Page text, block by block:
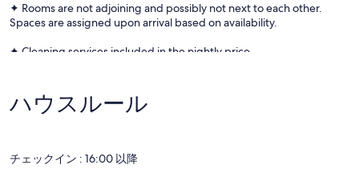
✦ Rooms are not adjoining and possibly not next to each other.
Spaces are assigned upon arrival based on availability.
✦ Cleaning services included in the nightly price.
✦ The minimum age required for check-in is 18 years old.
for entry.
ハウスルール
チェックイン : 16:00 以降